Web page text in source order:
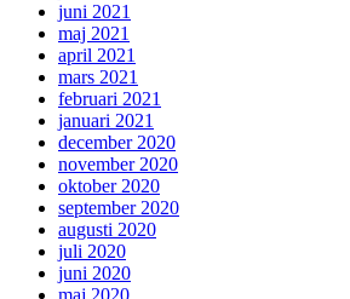
juni 2021
maj 2021
april 2021
mars 2021
februari 2021
januari 2021
december 2020
november 2020
oktober 2020
september 2020
augusti 2020
juli 2020
juni 2020